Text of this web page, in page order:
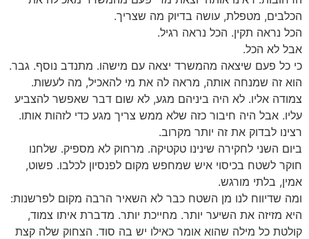
הכלבים, מטפלת, עושה בדיוק מה שצריך.
הכל נראה תקין. הכל נראה רגיל.
אבל לא הכל.
כי כל פעם שיצאה מהמשרד יצאה עם מישהו. מתנדב נוסף. גבר.
הוא זה שמנחה אותה, מראה לה את מי להאכיל, מה לעשות.
צמודה אליו. לא היה ביניהם מגע, לא שום דבר שאפשר להצביע
עליו. אבל היה חיבור כזה שלא ממש צריך מגע כדי לזהות אותו.
רצינו לבדוק את זה יותר מקרוב.
ביום השני לחקירה שינינו טקטיקה. מרחוק לא מספיק. שלחנו
חוקר לשטח בכיסוי איש שמחפש מקום לפנסיון לכלבו. פשוט,
אמין, בלתי מורגש.
ומה שדיווח לנו מן השטח כבר לא השאיר הרבה מקום לפרשנות:
היא מזיזה את השיער יותר. מחייכת יותר. מדברת איתו צמוד,
קולטת כל מילה שהוא אומר כאילו יש בה סוד. הצחוק שלה קצת